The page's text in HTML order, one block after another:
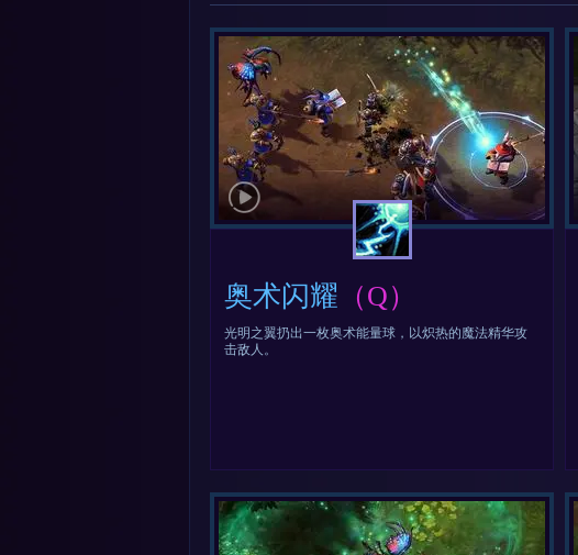
奥术闪耀 （Q）
光明之翼扔出一枚奥术能量球，以炽热的魔法精华攻
击敌人。